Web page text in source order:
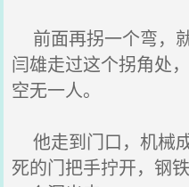
前面再拐一个弯，
闫雄走过这个拐角处
空无一人。
他走到门口，机械
死的门把手拧开，钢